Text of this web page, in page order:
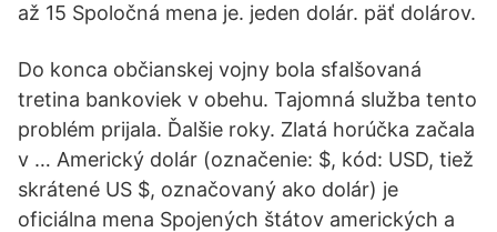
až 15 Spoločná mena je. jeden dolár. päť dolárov.
Do konca občianskej vojny bola sfalšovaná
tretina bankoviek v obehu. Tajomná služba tento
problém prijala. Ďalšie roky. Zlatá horúčka začala
v … Americký dolár (označenie: $, kód: USD, tiež
skrátené US $, označovaný ako dolár) je
oficiálna mena Spojených štátov amerických a